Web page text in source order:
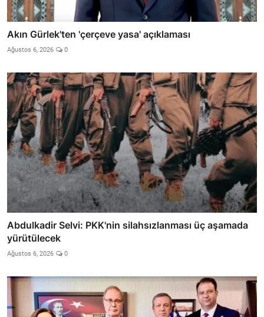
Akın Gürlek'ten 'çerçeve yasa' açıklaması
Ağustos 6, 2026 0
Abdulkadir Selvi: PKK'nin silahsızlanması üç aşamada
yürütülecek
Ağustos 6, 2026 0